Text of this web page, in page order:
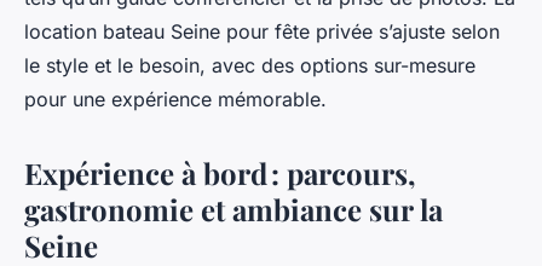
location bateau Seine pour fête privée s’ajuste selon
le style et le besoin, avec des options sur-mesure
pour une expérience mémorable.
Expérience à bord : parcours,
gastronomie et ambiance sur la
Seine